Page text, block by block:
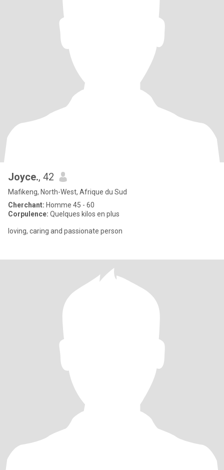
Joyce., 42
Mafikeng, North-West, Afrique du Sud
Cherchant: Homme 45 - 60
Corpulence: Quelques kilos en plus
loving, caring and passionate person